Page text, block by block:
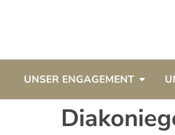
UNSER ENGAGEMENT